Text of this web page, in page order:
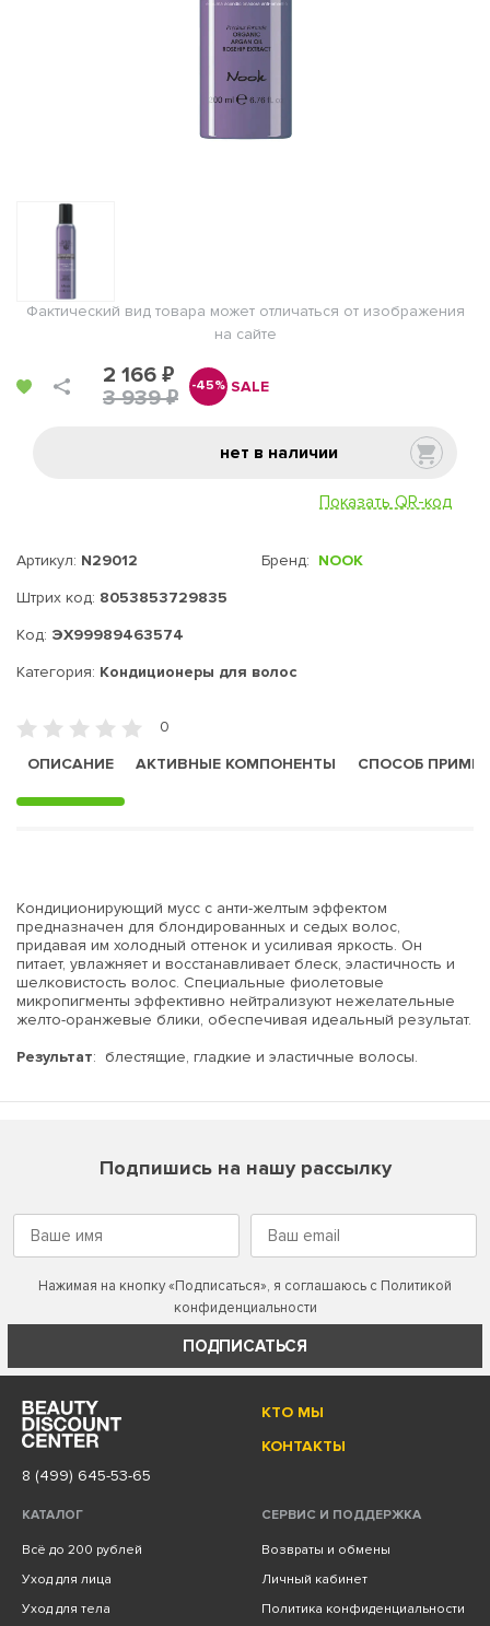
Фактический вид товара может отличаться от изображения
на сайте
2 166 ₽
3 939 ₽
-45% SALE
нет в наличии
Показать QR-код
Артикул: N29012
Штрих код: 8053853729835
Код: ЭХ99989463574
Бренд: NOOK
Категория: Кондиционеры для волос
0
ОПИСАНИЕ
АКТИВНЫЕ КОМПОНЕНТЫ СПОСОБ
Кондиционирующий мусс с анти-желтым эффектом
предназначен для блондированных и седых волос,
придавая им холодный оттенок и усиливая яркость. Он
питает, увлажняет и восстанавливает блеск, эластичность и
шелковистость волос. Специальные фиолетовые
микропигменты эффективно нейтрализуют нежелательные
желто-оранжевые блики, обеспечивая идеальный результат.
Результат: блестящие, гладкие и эластичные волосы.
Подпишись на нашу рассылку
Нажимая на кнопку «Подписаться», я соглашаюсь с Политикой
конфиденциальности
ПОДПИСАТЬСЯ
КТО МЫ
КОНТАКТЫ
8 (499) 645-53-65
КАТАЛОГ
Всё до 200 рублей
Уход для лица
Уход для тела
СЕРВИС И ПОДДЕРЖКА
Возвраты и обмены
Личный кабинет
Политика конфиденциальности